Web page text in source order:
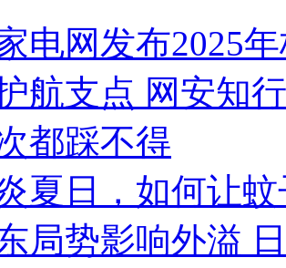
电网发布2025
护航支点 网安知
都踩不得
夏日，如何让
局势影响外溢